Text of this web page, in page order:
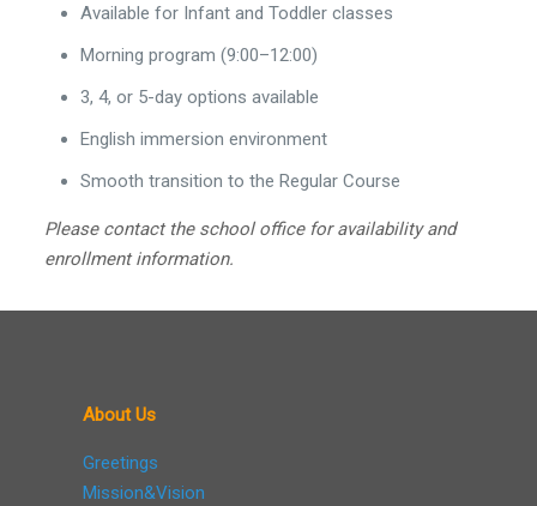
Available for Infant and Toddler classes
Morning program (9:00–12:00)
3, 4, or 5-day options available
English immersion environment
Smooth transition to the Regular Course
Please contact the school office for availability and
enrollment information.
About Us
Greetings
Mission&Vision